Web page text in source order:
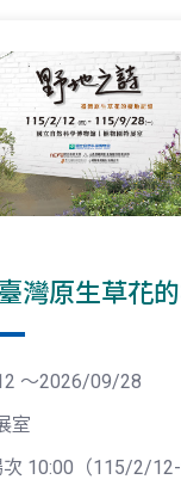
灣原生草花
～2026/09/28
室
次 10:00（115/2/